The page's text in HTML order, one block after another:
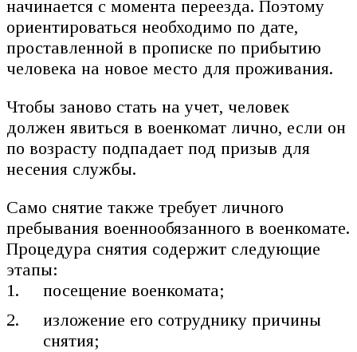
начинается с момента переезда. Поэтому
ориентироваться необходимо по дате,
проставленной в прописке по прибытию
человека на новое место для проживания.
Чтобы заново стать на учет, человек
должен явиться в военкомат лично, если он
по возрасту подпадает под призыв для
несения службы.
Само снятие также требует личного
пребывания военнообязанного в военкомате.
Процедура снятия содержит следующие
этапы:
посещение военкомата;
изложение его сотруднику причины
снятия;